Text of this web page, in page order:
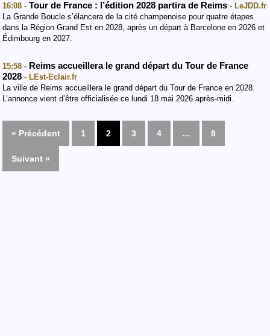
16:08 - Tour de France : l’édition 2028 partira de Reims - LeJDD.fr
La Grande Boucle s’élancera de la cité champenoise pour quatre étapes
dans la Région Grand Est en 2028, après un départ à Barcelone en 2026 et
Édimbourg en 2027.
15:58 - Reims accueillera le grand départ du Tour de France
2028 - LEst-Eclair.fr
La ville de Reims accueillera le grand départ du Tour de France en 2028.
L’annonce vient d’être officialisée ce lundi 18 mai 2026 après-midi.
« Précédent 1 2 3 4 … 8
Suivant »